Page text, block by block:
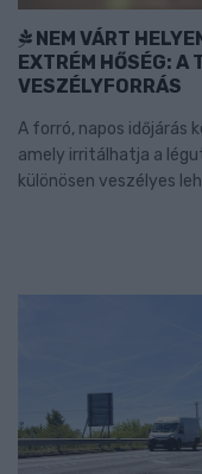
NEM VÁRT
EXTRÉM HŐSÉG: A
VESZÉLYFORRÁS
A forró, napos időjárás
amely irritálhatja a
különösen veszélyes